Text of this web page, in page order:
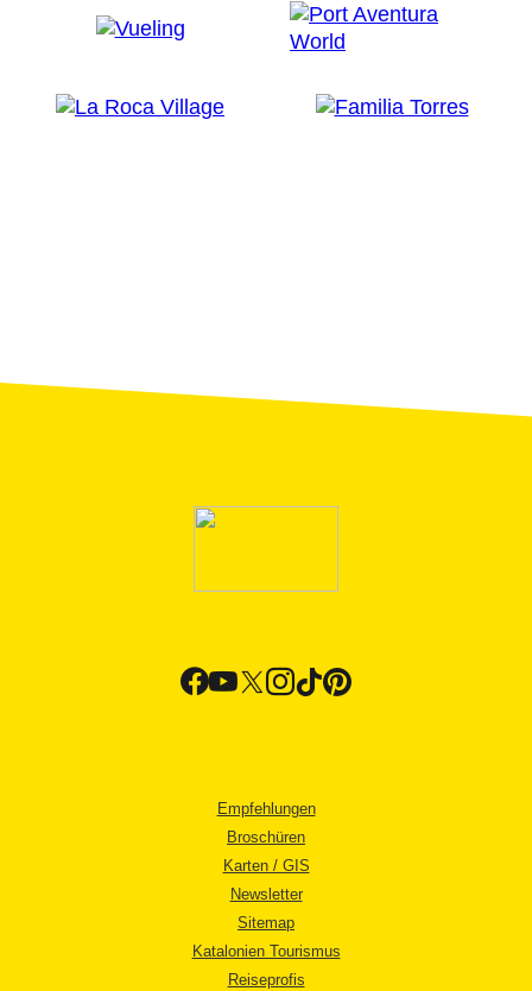
Empfehlungen
Broschüren
Karten / GIS
Newsletter
Sitemap
Katalonien Tourismus
Reiseprofis